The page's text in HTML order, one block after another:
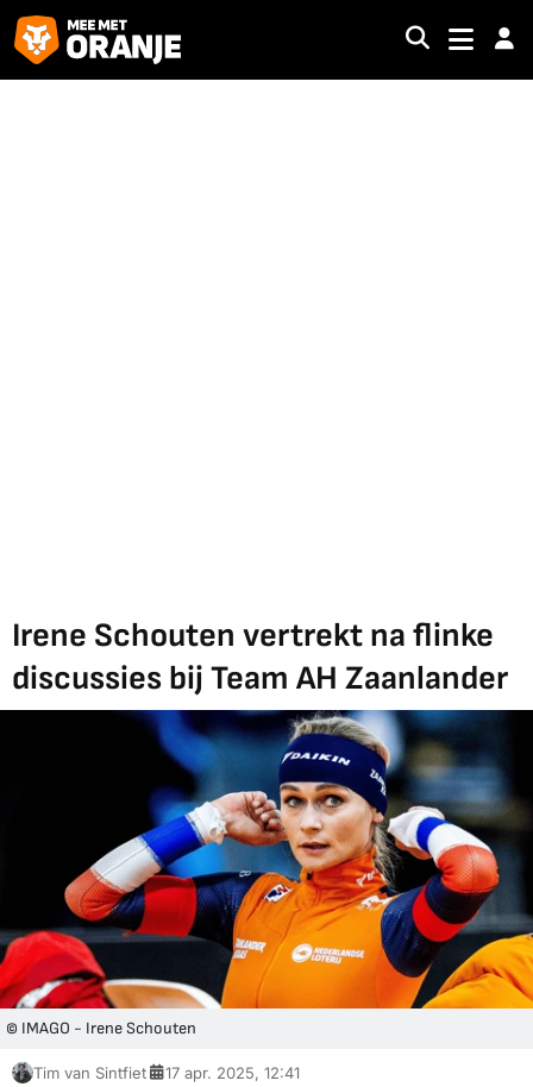
Irene Schouten vertrekt na flinke
discussies bij Team AH Zaanlander
© IMAGO - Irene Schouten
Tim van Sintfiet 17 apr. 2025, 12:41